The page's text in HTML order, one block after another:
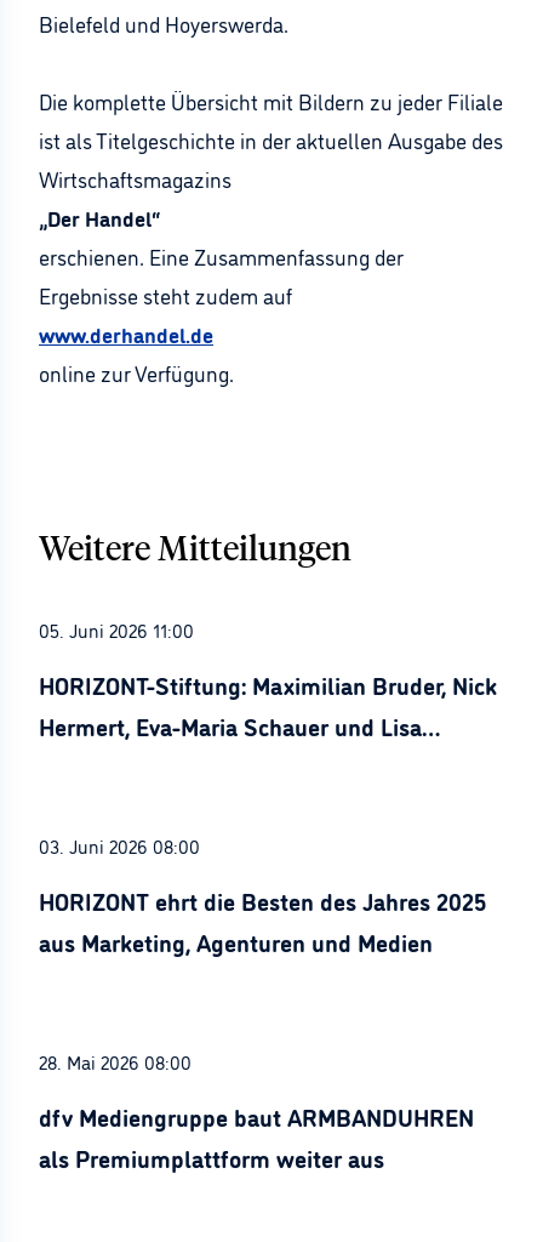
Bielefeld und Hoyerswerda.
Die komplette Übersicht mit Bildern zu jeder Filiale
ist als Titelgeschichte in der aktuellen Ausgabe des
Wirtschaftsmagazins
„Der Handel“
erschienen. Eine Zusammenfassung der
Ergebnisse steht zudem auf
www.derhandel.de
online zur Verfügung.
Weitere Mitteilungen
05. Juni 2026 11:00
HORIZONT-Stiftung: Maximilian Bruder, Nick
Hermert, Eva-Maria Schauer und Lisa
03. Juni 2026 08:00
HORIZONT ehrt die Besten des Jahres 2025
aus Marketing, Agenturen und Medien
28. Mai 2026 08:00
dfv Mediengruppe baut ARMBANDUHREN
als Premiumplattform weiter aus